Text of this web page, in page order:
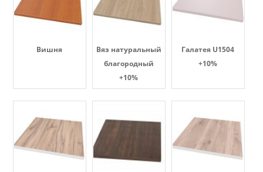
Вишня
Вяз натуральный
благородный
+10%
Галатея U1504
+10%